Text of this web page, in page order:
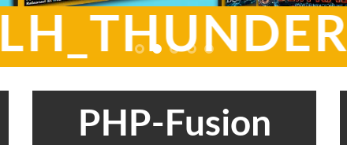
LH_THUNDER
PHP-Fusion